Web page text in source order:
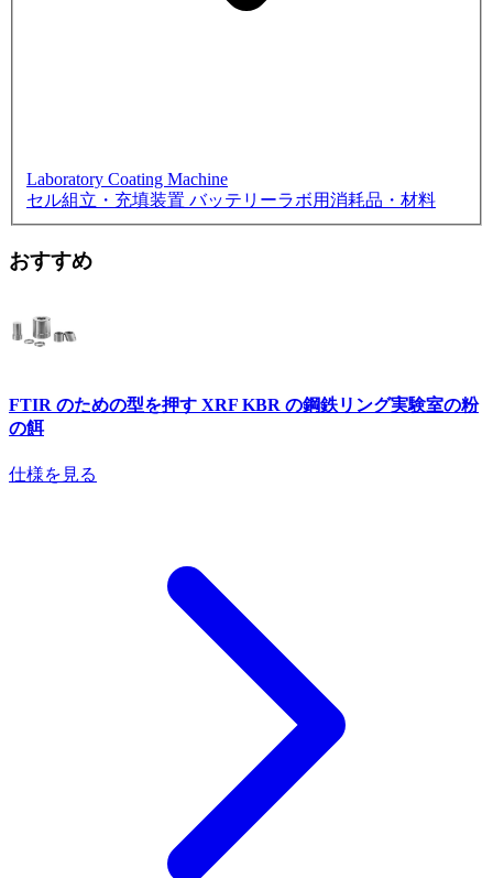
Laboratory Coating Machine
セル組立・充填装置 バッテリーラボ用消耗品・材料
おすすめ
FTIR のための型を押す XRF KBR の鋼鉄リング実験室の粉
の餌
仕様を見る